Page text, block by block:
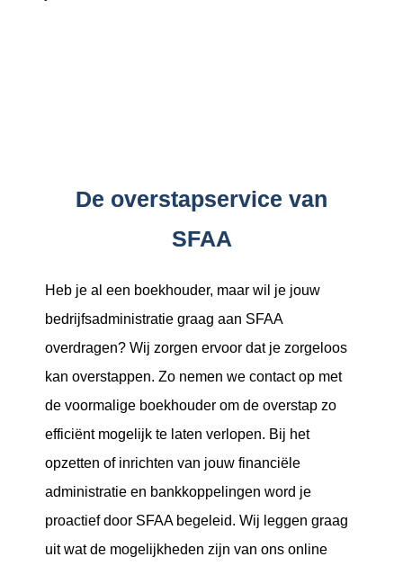
De overstapservice van
SFAA
Heb je al een boekhouder, maar wil je jouw
bedrijfsadministratie graag aan SFAA
overdragen? Wij zorgen ervoor dat je zorgeloos
kan overstappen. Zo nemen we contact op met
de voormalige boekhouder om de overstap zo
efficiënt mogelijk te laten verlopen. Bij het
opzetten of inrichten van jouw financiële
administratie en bankkoppelingen word je
proactief door SFAA begeleid. Wij leggen graag
uit wat de mogelijkheden zijn van ons online